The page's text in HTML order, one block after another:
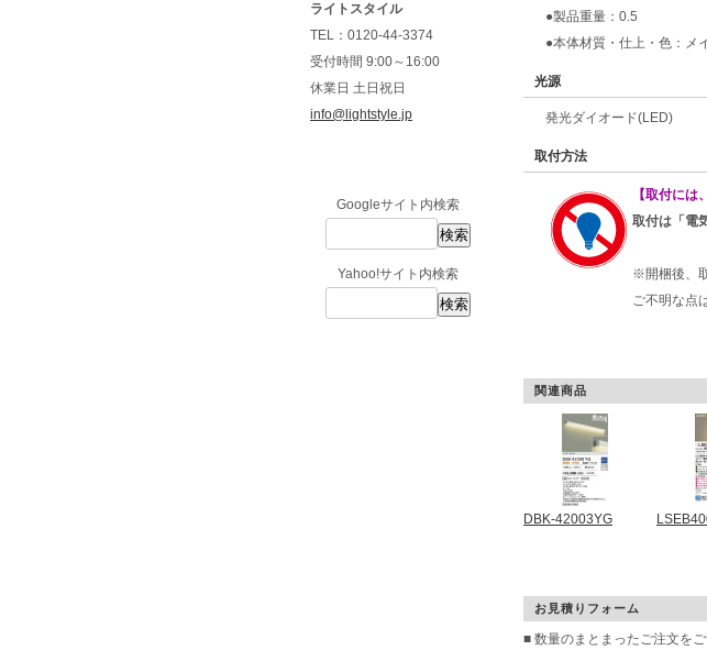
ライトスタイル
TEL：0120-44-3374
受付時間 9:00～16:00
休業日 土日祝日
info@lightstyle.jp
Googleサイト内検索
Yahoo!サイト内検索
●製品重量：0.5
●本体材質・仕上・色：メ
光源
発光ダイオード(LED)
取付方法
【取付には
取付は「電
※開梱後、
ご不明な点
関連商品
DBK-42003YG
お見積りフォーム
■ 数量のまとまったご注文を